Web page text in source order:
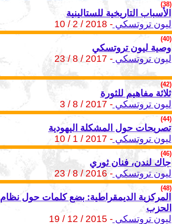
(38)
الأسباب التاريخية للستالينية
ليون تروتسكي- 2018 / 2 / 10
(40)
وصية ليون تروتسكي
ليون تروتسكي- 2017 / 8 / 23
(42)
ثلاثة مفاهيم للثورة
ليون تروتسكي- 2017 / 8 / 3
(44)
تصريحات حول المشكلة اليهودية
ليون تروتسكي- 2017 / 1 / 10
(46)
جاك لندن، فنان ثوري
ليون تروتسكي- 2016 / 8 / 23
(48)
المركزية الديمقراطية: بضع كلمات حول نظام
الحزب
ليون تروتسكي- 2015 / 12 / 19